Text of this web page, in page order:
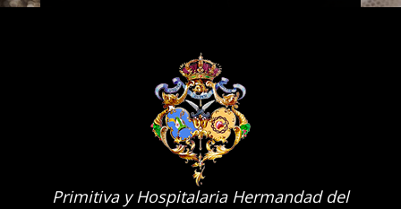
Primitiva y Hospitalaria Hermandad del